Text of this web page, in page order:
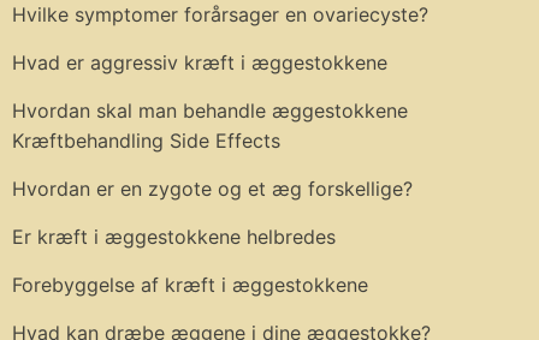
Hvilke symptomer forårsager en ovariecyste?
Hvad er aggressiv kræft i æggestokkene
Hvordan skal man behandle æggestokkene
Kræftbehandling Side Effects
Hvordan er en zygote og et æg forskellige?
Er kræft i æggestokkene helbredes
Forebyggelse af kræft i æggestokkene
Hvad kan dræbe æggene i dine æggestokke?